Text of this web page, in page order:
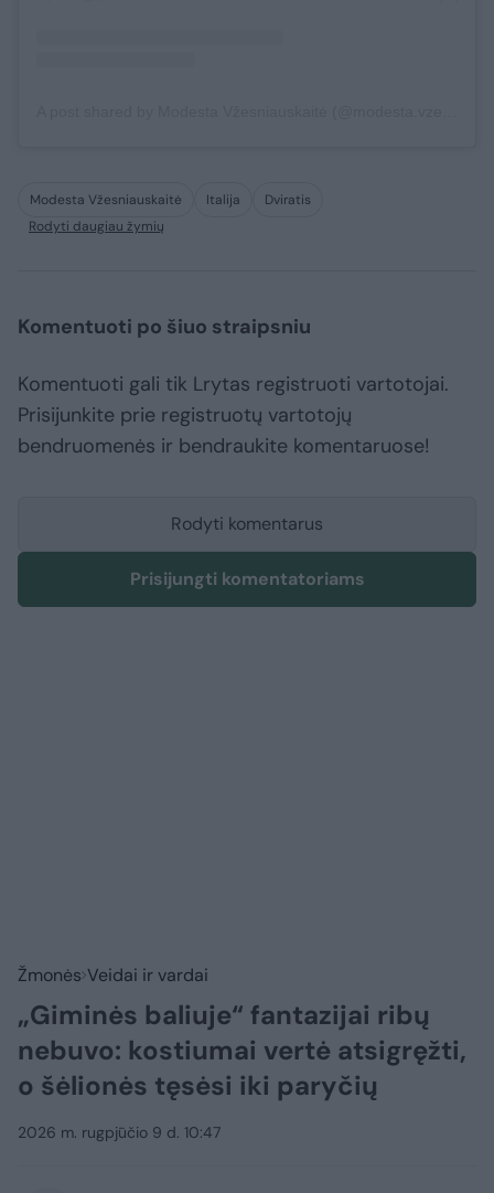
Modesta Vžesniauskaitė Italija
Dviratis
Rodyti daugiau žymių
Komentuoti po šiuo straipsniu
Komentuoti gali tik Lrytas registruoti vartotojai.
Prisijunkite prie registruotų vartotojų
bendruomenės ir bendraukite komentaruose!
Rodyti komentarus
Prisijungti komentatoriams
Žmonės Veidai ir vardai
„Giminės baliuje“ fantazijai ribų
nebuvo: kostiumai vertė atsigręžti,
o šėlionės tęsėsi iki paryčių
2026 m. rugpjūčio 9 d. 10:47